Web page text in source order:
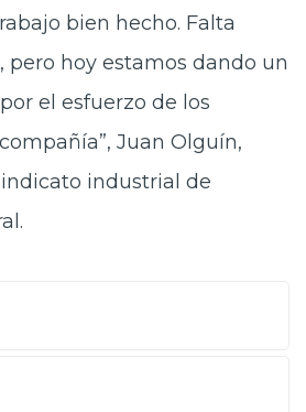
bien hecho. Falta
pero hoy estamos dando un
el esfuerzo de los
Juan Olguín,
industrial de